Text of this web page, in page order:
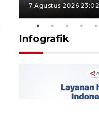
7 Agustus 2026 23:02
Infografik